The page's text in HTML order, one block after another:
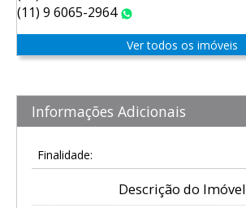
(11) 9 6065-2964
Ver todos os imóveis
Informações Adicionais
Finalidade:
Descrição do Imóvel